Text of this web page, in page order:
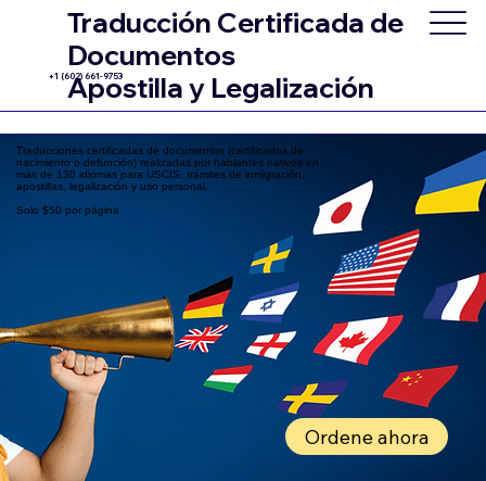
Traducción Certificada de
Documentos
Apostilla y Legalización
+1 (602) 661-9753
Traducciones certificadas de documentos (certificados de
nacimiento o defunción) realizadas por hablantes nativos en
más de 130 idiomas para USCIS, trámites de inmigración,
apostillas, legalización y uso personal.
Solo $50 por página
Ordene ahora